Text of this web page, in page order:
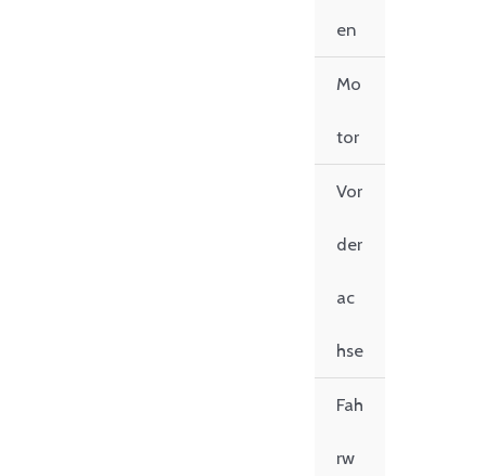
en
Mo
tor
Vor
der
ac
hse
Fah
rw